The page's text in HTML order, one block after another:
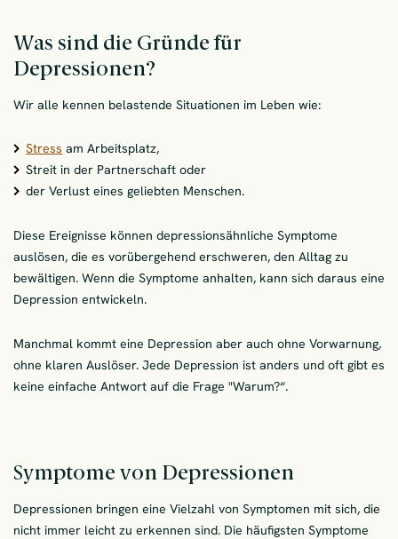
Was sind die Gründe für
Depressionen?
Wir alle kennen belastende Situationen im Leben wie:
Stress am Arbeitsplatz,
Streit in der Partnerschaft oder
der Verlust eines geliebten Menschen.
Diese Ereignisse können depressionsähnliche Symptome
auslösen, die es vorübergehend erschweren, den Alltag zu
bewältigen. Wenn die Symptome anhalten, kann sich daraus eine
Depression entwickeln.
Manchmal kommt eine Depression aber auch ohne Vorwarnung,
ohne klaren Auslöser. Jede Depression ist anders und oft gibt es
keine einfache Antwort auf die Frage "Warum?“.
Symptome von Depressionen
Depressionen bringen eine Vielzahl von Symptomen mit sich, die
nicht immer leicht zu erkennen sind. Die häufigsten Symptome